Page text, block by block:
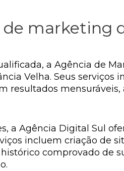
de marketing
a Agência de
Velha. Seus serviços
resultados mensuráveis,
a Agência Digital Sul
incluem criação de
comprovado de